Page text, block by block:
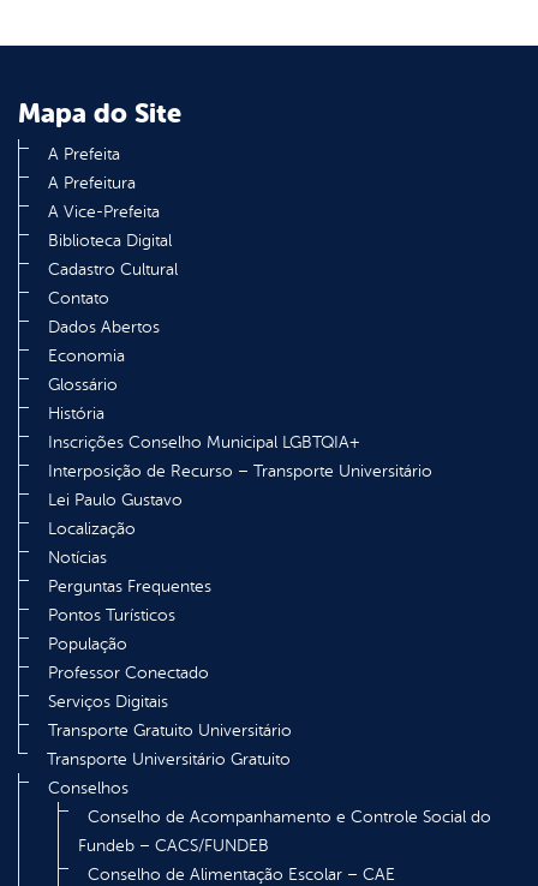
Mapa do Site
A Prefeita
A Prefeitura
A Vice-Prefeita
Biblioteca Digital
Cadastro Cultural
Contato
Dados Abertos
Economia
Glossário
História
Inscrições Conselho Municipal LGBTQIA+
Interposição de Recurso – Transporte Universitário
Lei Paulo Gustavo
Localização
Notícias
Perguntas Frequentes
Pontos Turísticos
População
Professor Conectado
Serviços Digitais
Transporte Gratuito Universitário
Transporte Universitário Gratuito
Conselhos
Conselho de Acompanhamento e Controle Social do
Fundeb – CACS/FUNDEB
Conselho de Alimentação Escolar – CAE